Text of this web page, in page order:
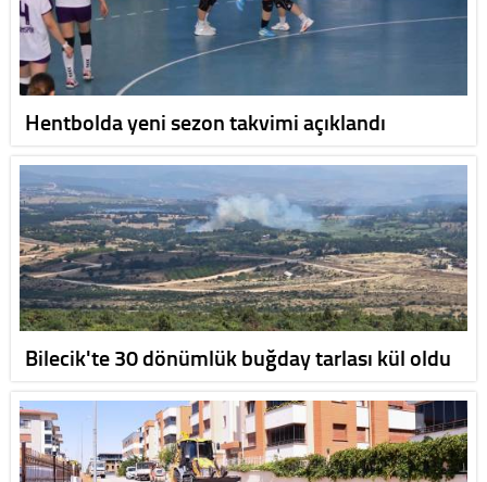
Hentbolda yeni sezon takvimi açıklandı
Bilecik'te 30 dönümlük buğday tarlası kül oldu